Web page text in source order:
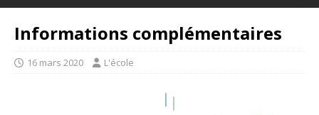
Informations complémentaires
16 mars 2020 L'école